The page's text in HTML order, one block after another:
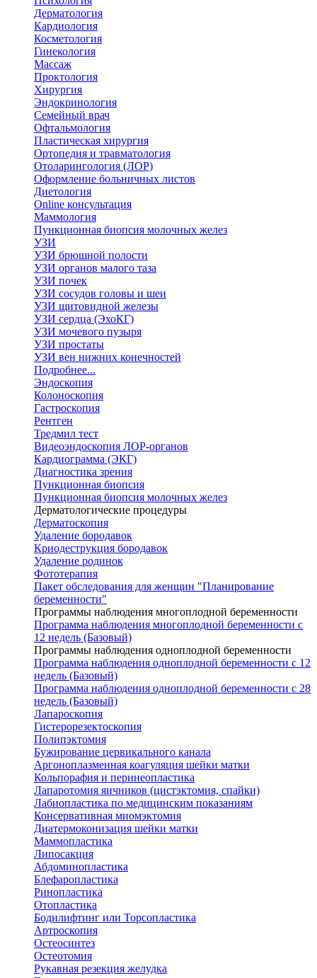
Дерматология
Кардиология
Косметология
Гинекология
Массаж
Проктология
Хирургия
Эндокринология
Семейный врач
Офтальмология
Пластическая хирургия
Ортопедия и травматология
Отоларингология (ЛОР)
Оформление больничных листов
Диетология
Online консультация
Маммология
Пункционная биопсия молочных желез
УЗИ
УЗИ брюшной полости
УЗИ органов малого таза
УЗИ почек
УЗИ сосудов головы и шеи
УЗИ щитовидной железы
УЗИ сердца (ЭхоКГ)
УЗИ мочевого пузыря
УЗИ простаты
УЗИ вен нижних конечностей
Подробнее...
Эндоскопия
Колоноскопия
Гастроскопия
Рентген
Тредмил тест
Видеоэндоскопия ЛОР-органов
Кардиограмма (ЭКГ)
Диагностика зрения
Пункционная биопсия
Пункционная биопсия молочных желез
Дерматологические процедуры
Дерматоскопия
Удаление бородавок
Криодеструкция бородавок
Удаление родинок
Фототерапия
Пакет обследования для женщин "Планирование
беременности"
Программы наблюдения многоплодной беременности
Программа наблюдения многоплодной беременности с
12 недель (Базовый)
Программы наблюдения одноплодной беременности
Программа наблюдения одноплодной беременности с 12
недель (Базовый)
Программа наблюдения одноплодной беременности с 28
недель (Базовый)
Лапароскопия
Гистерорезектоскопия
Полипэктомия
Бужирование цервикального канала
Аргоноплазменная коагуляция шейки матки
Кольпорафия и перинеопластика
Лапаротомия яичников (цистэктомия, спайки)
Лабиопластика по медицинским показаниям
Консервативная миомэктомия
Диатермоконизация шейки матки
Маммопластика
Липосакция
Абдоминопластика
Блефаропластика
Ринопластика
Отопластика
Бодилифтинг или Торсопластика
Артроскопия
Остеосинтез
Остеотомия
Рукавная резекция желудка